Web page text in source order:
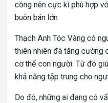
công nên cực kì phù hợp
buôn bán lớn.
Thạch Anh Tóc Vàng có
thiên nhiên đã tăng cường
cơ thể con người. Từ đó
khả năng tập trung cho
Do đó, những ai đang có